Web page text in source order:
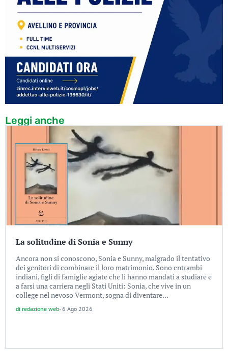
Leggi anche
La solitudine di Sonia e Sunny
Ancora non si conoscono, Sonia e Sunny, malgrado il tentativo
dei genitori di combinare il loro matrimonio. Sono entrambi
indiani, figli di famiglie agiate che li hanno mandati a studiare e
a farsi una carriera negli Stati Uniti: Sonia, che vive in un
college nel nevoso Vermont, sogna di diventare...
di redazione web-6 Ago 2026